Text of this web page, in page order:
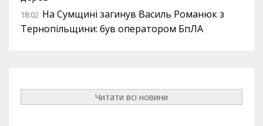
18:02 На Сумщині загинув Василь Романюк з
Тернопільщини: був оператором БпЛА
Читати всі новини